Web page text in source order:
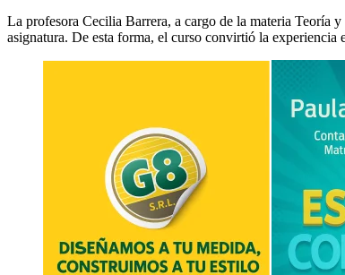
La profesora Cecilia Barrera, a cargo de la materia Teoría
asignatura. De esta forma, el curso convirtió la